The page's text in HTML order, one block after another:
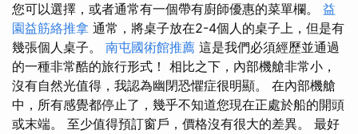
您可以選擇，或者通常有一個帶有廚師優惠的菜單欄。 益
園益筋絡推拿 通常，將桌子放在2-4個人的桌子上，但是有
幾張個人桌子。 南屯國術館推薦 這是我們必須經歷並通過
的一種非常酷的旅行形式！ 相比之下，內部機艙非常小，
沒有自然光值得，我認為幽閉恐懼症很明顯。 在內部機艙
中，所有感覺都停止了，幾乎不知道您現在正處於船的開頭
或末端。 至少值得預訂窗戶，價格沒有很大的差異。 最好